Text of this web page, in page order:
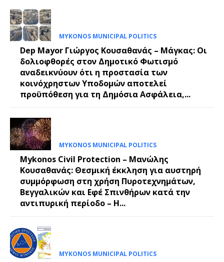
MYKONOS MUNICIPAL POLITICS
Dep Mayor Γιώργος Κουσαθανάς – Μάγκας: Οι
δολιοφθορές στον Δημοτικό Φωτισμό
αναδεικνύουν ότι η προστασία των
κοινόχρηστων Υποδομών αποτελεί
προϋπόθεση για τη Δημόσια Ασφάλεια,...
MYKONOS MUNICIPAL POLITICS
Mykonos Civil Protection – Μανώλης
Κουσαθανάς: Θεσμική έκκληση για αυστηρή
συμμόρφωση στη χρήση Πυροτεχνημάτων,
Βεγγαλικών και Εφέ Σπινθήρων κατά την
αντιπυρική περίοδο – Η...
MYKONOS MUNICIPAL POLITICS